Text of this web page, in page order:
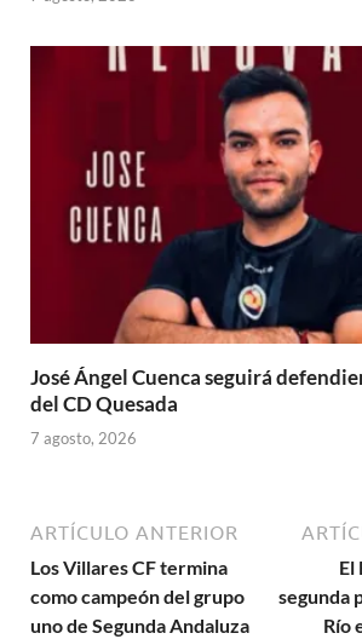
José Ángel Cuenca seguirá
del CD Quesada
7 agosto, 2026
ARTÍCULO ANTERIOR
Los Villares CF termina
como campeón del grupo
uno de Segunda Andaluza
El
segunda
Río